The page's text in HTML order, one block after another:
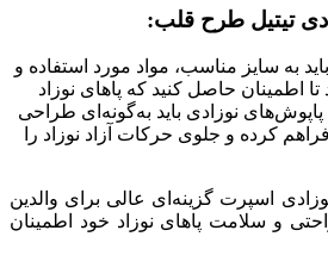
تیتیل طرح قلب:
به سایز مناسب، مواد مورد استفاده و
اطمینان حاصل کنید که پاهای نوزاد
پاپوش‌های نوزادی باید به‌گونه‌ای طراحی
کرده و جلوی حرکات آزاد نوزاد را
اسپرت گزینه‌ای عالی برای والدین
و سلامت پاهای نوزاد خود اطمینان